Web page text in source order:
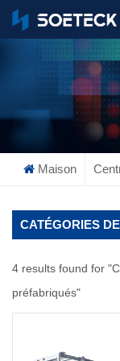
Maison
CATÉGORIES
4 results found for
préfabriqués"